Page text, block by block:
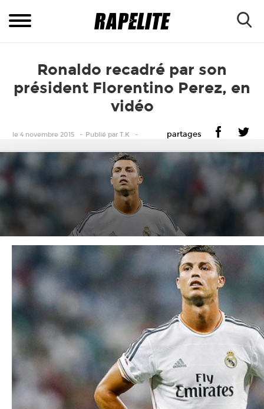
Ronaldo recadré par son
président Florentino Perez, en
vidéo
le 4 novembre 2015 Publiépar T.K partages